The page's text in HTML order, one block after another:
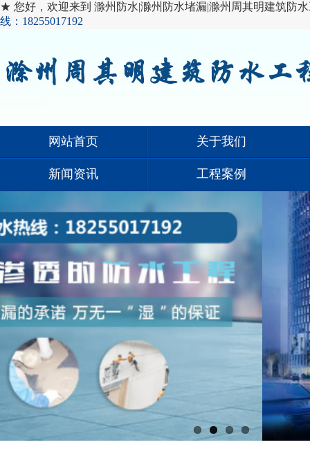
★ 您好，欢迎来到 滁州防水|滁州防水堵漏|滁州周其明建筑防
线：18255017192
网站首页 关于我们
新闻资讯 工程案例